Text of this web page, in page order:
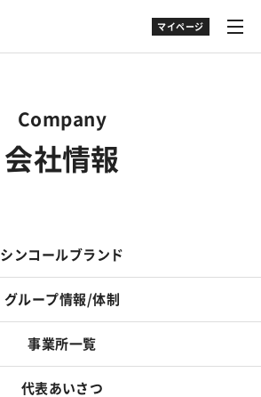
マイページ
Company
会社情報
シンコールブランド
グループ情報/体制
事業所一覧
代表あいさつ